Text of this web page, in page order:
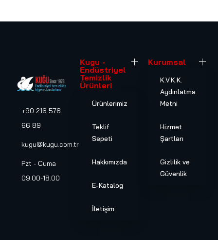
+90 216 576
66 89
kugu@kugu.com.tr
Pzt - Cuma
09.00-18.00
Kugu -
Endüstriyel
Temizlik
Ürünleri
Ürünlerimiz
Teklif
Sepeti
Hakkımızda
E-Katalog
İletişim
Kurumsal
K.V.K.K.
Aydınlatma
Metni
Hizmet
Şartları
Gizlilik ve
Güvenlik